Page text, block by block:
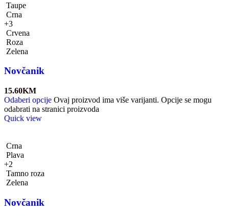
Taupe
Crna
+3
Crvena
Roza
Zelena
Novčanik
15.60KM
Odaberi opcije Ovaj proizvod ima više varijanti. Opcije se mogu
odabrati na stranici proizvoda
Quick view
Crna
Plava
+2
Tamno roza
Zelena
Novčanik